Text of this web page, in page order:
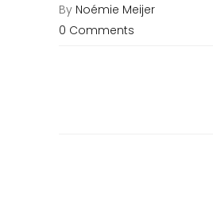
By Noémie Meijer
0 Comments